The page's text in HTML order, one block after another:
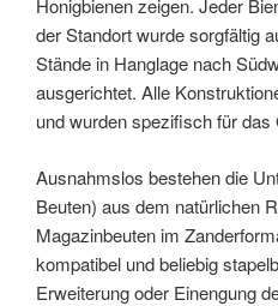
Honigbienen zeigen. Jeder
der Standort wurde sorgfältig
Stände in Hanglage nach
ausgerichtet. Alle
und wurden spezifisch für das
Ausnahmslos bestehen die
Beuten) aus dem natürlichen
Magazinbeuten im
kompatibel und beliebig
Erweiterung oder Einengung